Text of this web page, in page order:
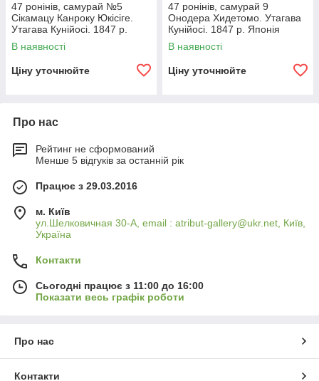
47 ронінів, самурай №5
Сікамацу Канроку Юкісіге.
Утагава Кунійосі. 1847 р.
Японія гравюра
В наявності
Ціну уточнюйте
47 ронінів, самурай 9
Онодера Хидетомо. Утагава
Кунійосі. 1847 р. Японія
гравюру
В наявності
Ціну уточнюйте
Про нас
Рейтинг не сформований
Менше 5 відгуків за останній рік
Працює з 29.03.2016
м. Київ
ул.Шелковичная 30-А, email : atribut-gallery@ukr.net, Київ,
Україна
Контакти
Сьогодні працює з 11:00 до 16:00
Показати весь графік роботи
Про нас
Контакти